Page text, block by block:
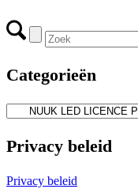
Categorieën
Privacy beleid
Privacy beleid